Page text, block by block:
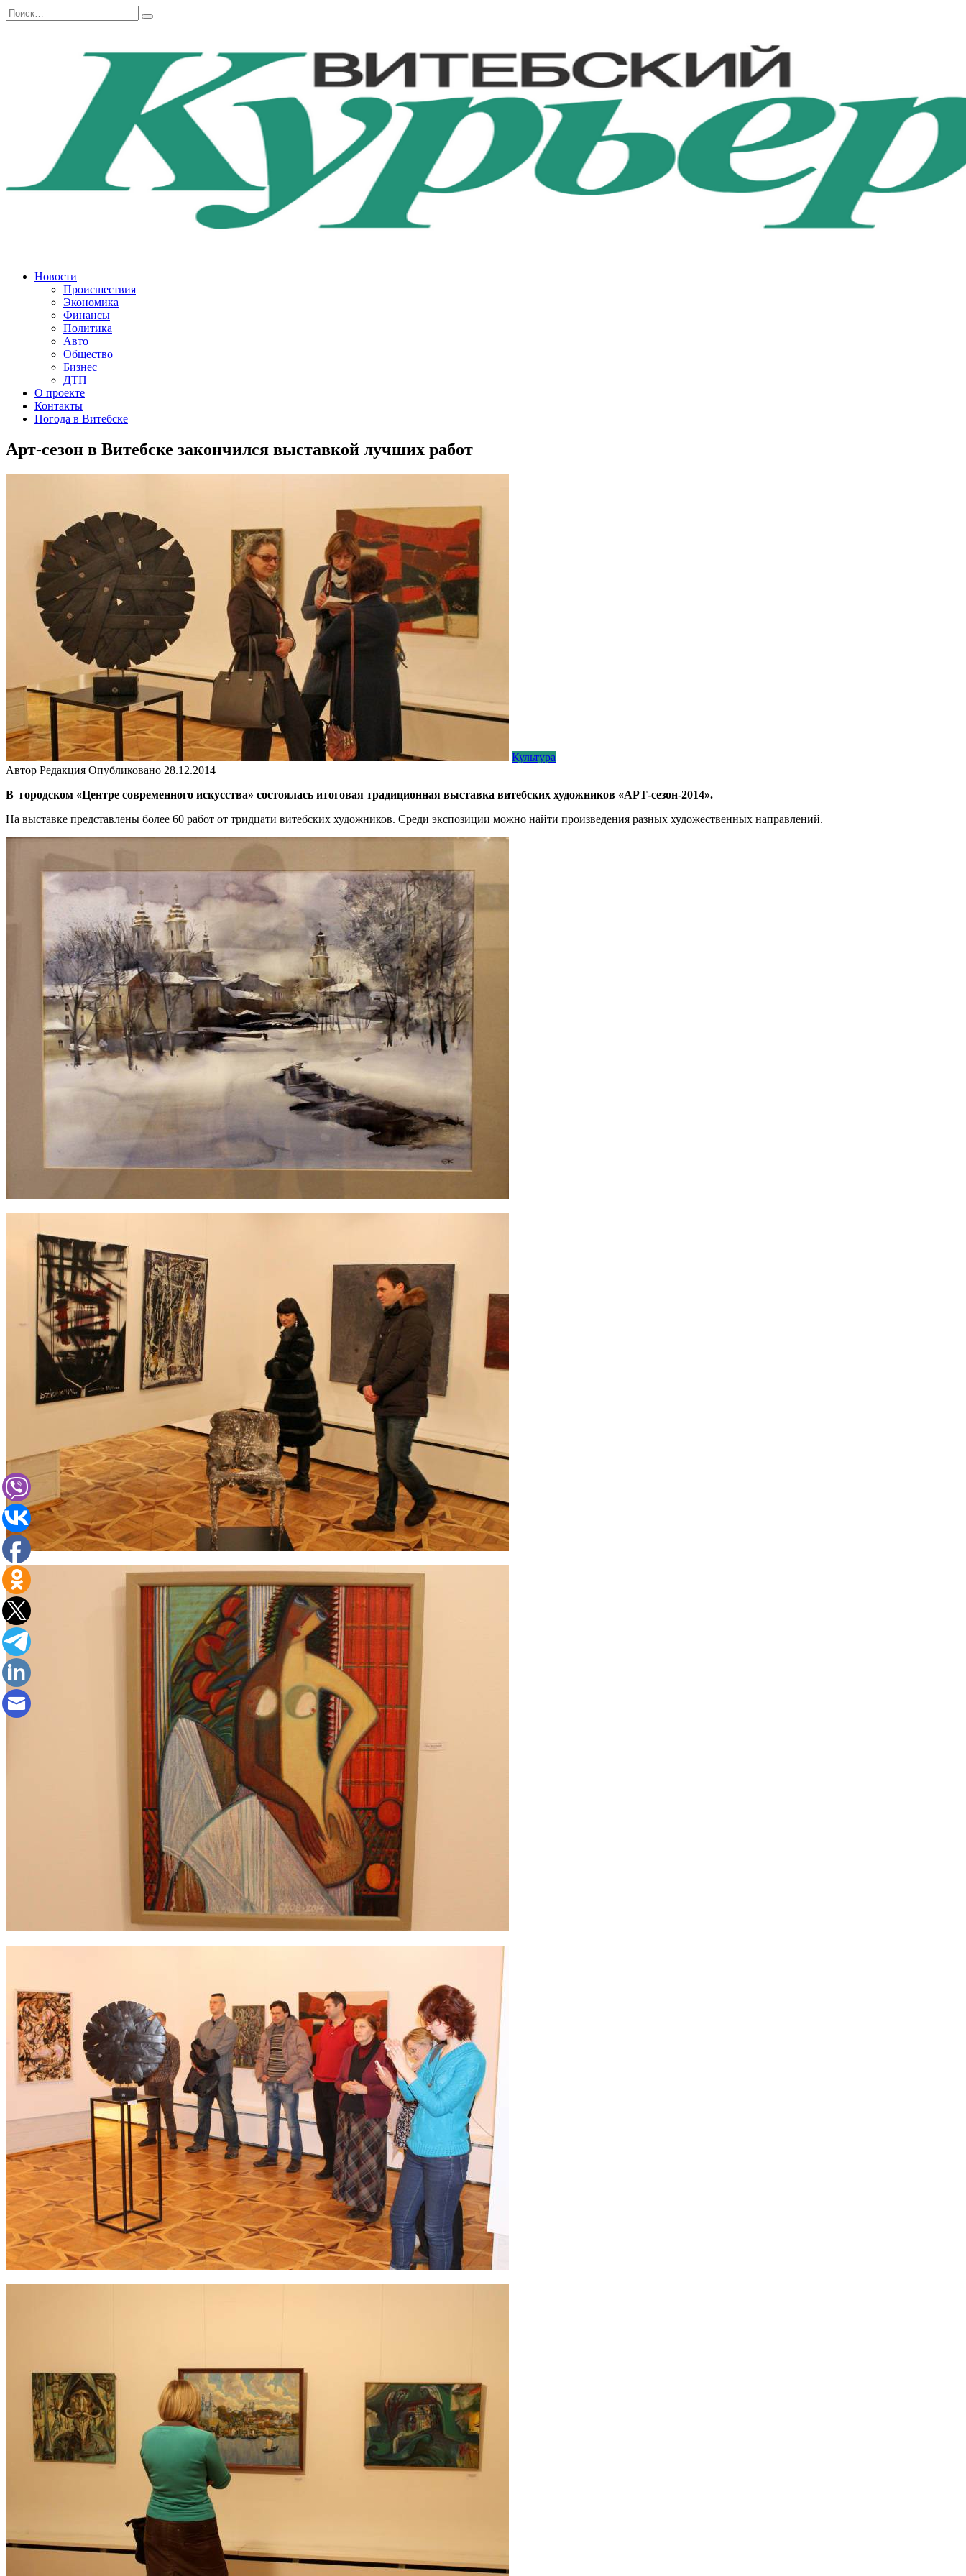
Перейти
к
Search
for:
Новости
Происшествия
Экономика
Финансы
Политика
Авто
Общество
Бизнес
ДТП
О проекте
Контакты
Погода в Витебске
Арт-сезон в Витебске закончился выставкой лучших работ
Культура
Автор Редакция Опубликовано 28.12.2014
В городском «Центре современного искусства» состоялась итоговая традиционная выставка витебских художников «АРТ-сезон-2014».
На выставке представлены более 60 работ от тридцати витебских художников. Среди экспозиции можно найти произведения разных художественных направлений.